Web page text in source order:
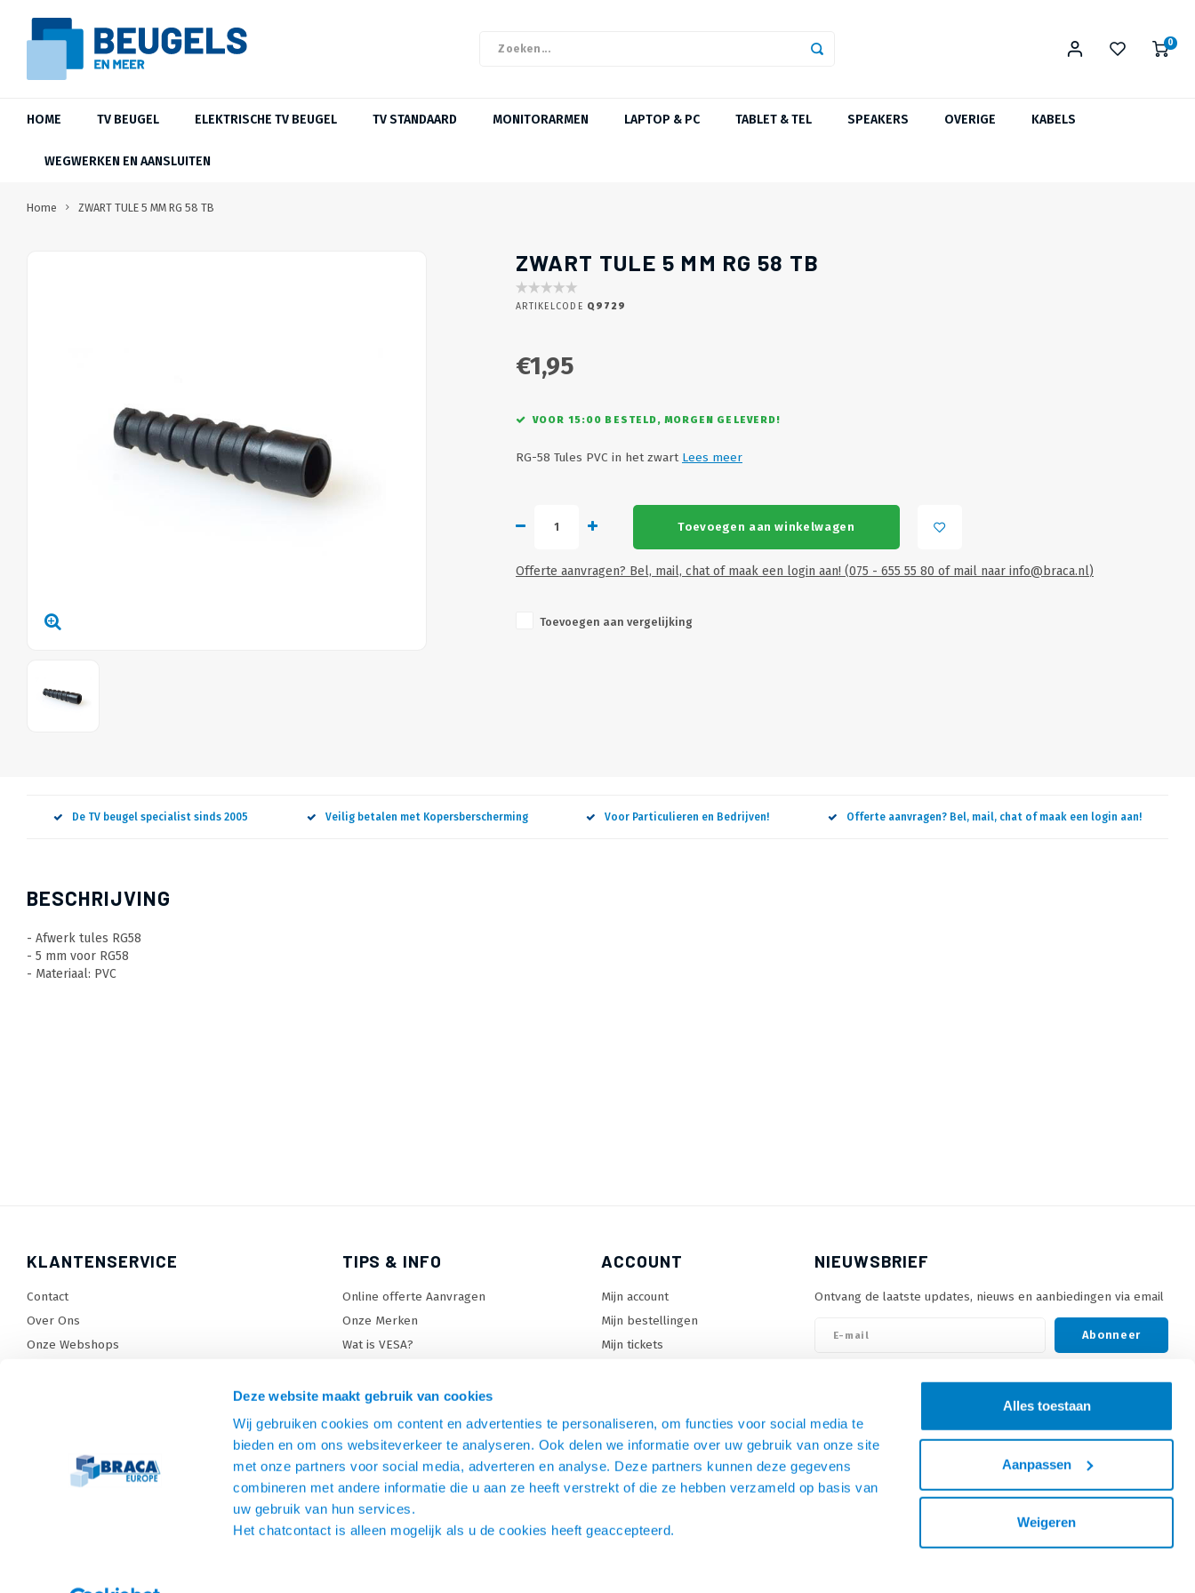
Deze website maakt gebruik van cookies
Wij gebruiken cookies om content en advertenties te personaliseren, om functies voor social media te
bieden en om ons websiteverkeer te analyseren. Ook delen we informatie over uw gebruik van onze site
met onze partners voor social media, adverteren en analyse. Deze partners kunnen deze gegevens
combineren met andere informatie die u aan ze heeft verstrekt of die ze hebben verzameld op basis van
uw gebruik van hun services.
Het chatcontact is alleen mogelijk als u de cookies heeft geaccepteerd.
Alles toestaan
Aanpassen
Weigeren
0
HOME TV BEUGEL ELEKTRISCHE TV BEUGEL TV STANDAARD MONITORARMEN LAPTOP & PC TABLET & TEL SPEAKERS OVERIGE KABELS
WEGWERKEN EN AANSLUITEN
Home ZWART TULE 5 MM RG 58 TB
ZWART TULE 5 MM RG 58 TB
ARTIKELCODE Q9729
€1,95
VOOR 15:00 BESTELD, MORGEN GELEVERD!
RG-58 Tules PVC in het zwart Lees meer
Toevoegen aan winkelwagen
Offerte aanvragen? Bel, mail, chat of maak een login aan! (075 - 655 55 80 of mail naar info@braca.nl)
Toevoegen aan vergelijking
De TV beugel specialist sinds 2005 Veilig betalen met Kopersberscherming Voor Particulieren en Bedrijven! Offerte aanvragen? Bel, mail, chat of maak een login aan!
BESCHRIJVING
- Afwerk tules RG58
- 5 mm voor RG58
- Materiaal: PVC
KLANTENSERVICE
Contact
Over Ons
Onze Webshops
Betaalmethoden en voorwaarden
Privacy policy
TIPS & INFO
Online offerte Aanvragen
Onze Merken
Wat is VESA?
TV standaard keuzehulp
TV lift keuzehulp
Monitorarm keuzehulp
SiteMap
ACCOUNT
Mijn account
Mijn bestellingen
Mijn tickets
NIEUWSBRIEF
Ontvang de laatste updates, nieuws en aanbiedingen via email
Abonneer